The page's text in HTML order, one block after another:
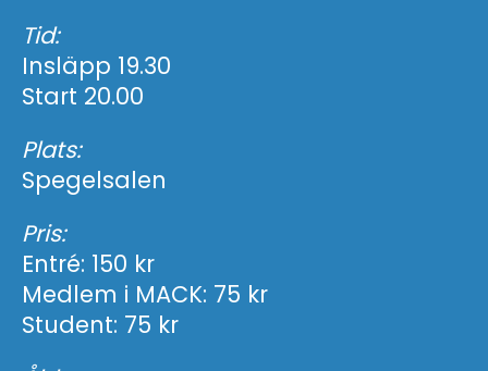
Tid:
Insläpp 19.30
Start 20.00
Plats:
Spegelsalen
Pris:
Entré: 150 kr
Medlem i MACK: 75 kr
Student: 75 kr